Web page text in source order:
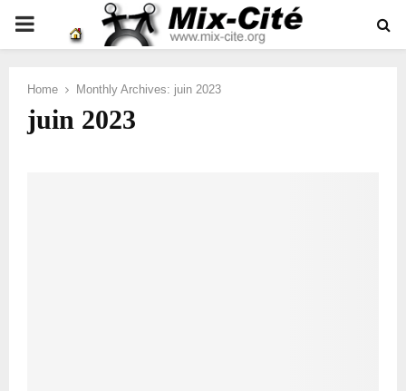
PRIMARY
Home Monthly Archives: juin 2023
juin 2023